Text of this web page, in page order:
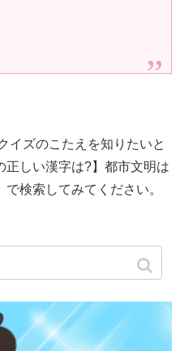
イズのこたえを知りたいと
正しい漢字は?】都市文明は
検索してみてください。